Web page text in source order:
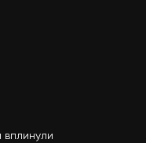
вплинули